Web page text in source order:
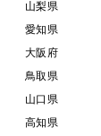
山梨県
愛知県
大阪府
鳥取県
山口県
高知県